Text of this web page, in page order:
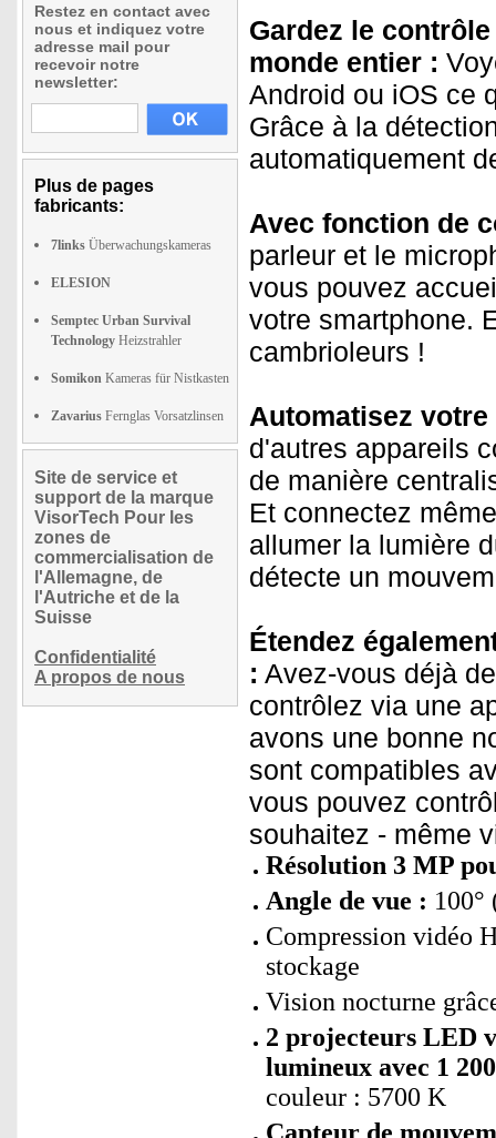
Restez en contact avec
nous et indiquez votre
adresse mail pour
recevoir notre
newsletter:
Plus de pages
fabricants:
7links Überwachungskameras
ELESION
Semptec Urban Survival
Technology Heizstrahler
Somikon Kameras für Nistkasten
Zavarius Fernglas Vorsatzlinsen
Site de service et
support de la marque
VisorTech Pour les
zones de
commercialisation de
l'Allemagne, de
l'Autriche et de la
Suisse
Confidentialité
A propos de nous
Gardez le
monde entier :
Android ou iOS ce
Grâce à la
automatiquement
Avec fonction de
parleur et le
vous pouvez
votre smartphone.
cambrioleurs !
Automatisez
d'autres appareils
de manière
Et connectez
allumer la lumière
détecte un
Étendez
: Avez-vous déjà
contrôlez via une
avons une bonne
sont compatibles
vous pouvez
souhaitez - même
Résolution 3 MP
Angle de vue :
Compression vidéo
stockage
Vision nocturne
2 projecteurs LED
lumineux avec 1
couleur : 5700 K